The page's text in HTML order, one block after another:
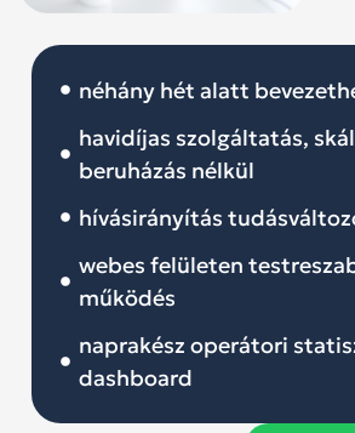
néhány hét alatt
havidíjas szolgáltatás,
beruházás nélkül
hívásirányítás
webes felületen
működés
naprakész operátori
dashboard